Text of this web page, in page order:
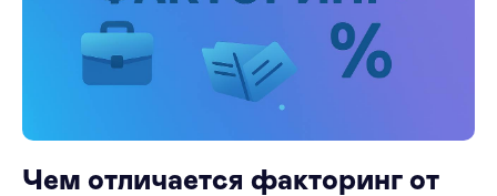
Чем отличается факторинг от